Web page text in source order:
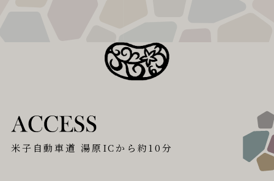
⽶⼦⾃動⾞道 湯原ICから約10分